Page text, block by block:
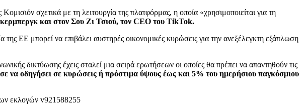
σχετικά με τη λειτουργία της πλατφόρμας, η οποία «χρησιμοποιείται για τη
και στον Σου Ζι Τσιού, τον CEO του TikTok.
της ΕΕ μπορεί να επιβάλει αυστηρές οικονομικές κυρώσεις για την ανεξέλεγκτη εξάπλωση
δικτύωσης έχεις σταλεί μια σειρά ερωτήσεων οι οποίες θα πρέπει να απαντηθούν τις
οδηγήσει σε κυρώσεις ή πρόστιμα ύψους έως και 5% του ημερήσιου παγκόσμιου